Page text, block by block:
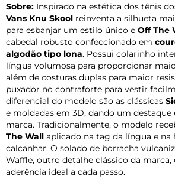
Sobre: Inspirado na estética dos tênis
Vans Knu Skool reinventa a silhueta
para esbanjar um estilo único e Off The
cabedal robusto confeccionado em
algodão tipo lona. Possui colarinho
língua volumosa para proporcionar
além de costuras duplas para maior
puxador no contraforte para vestir
diferencial do modelo são as clássicas
e moldadas em 3D, dando um destaque
marca. Tradicionalmente, o modelo
The Wall aplicado na tag da língua e na
calcanhar. O solado de borracha
Waffle, outro detalhe clássico da marca,
aderência ideal a cada passo.